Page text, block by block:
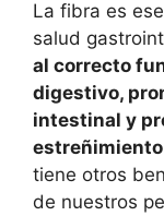
La fibra es
salud
al correcto
digestivo,
intestinal y
estreñimiento
tiene otros
de nuestros